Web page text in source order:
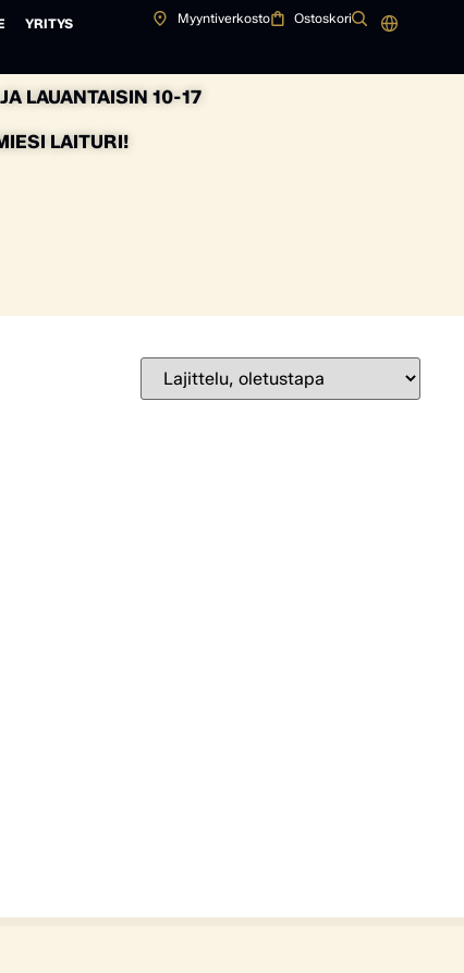
YRITYS
Myyntiverkosto Ostoskori
LAUANTAISIN 10-17
LAITURI!